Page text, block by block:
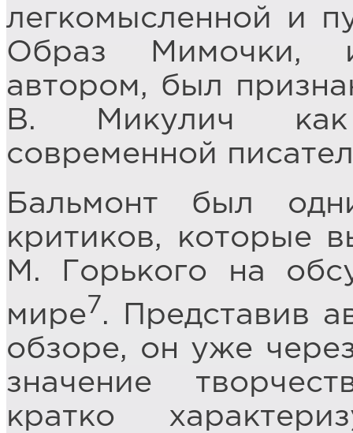
легкомысленной и
Образ Мимочки,
автором, был
В. Микулич как
современной
Бальмонт был
критиков, которые
М. Горького на
мире7. Представив
обзоре, он уже
значение
кратко